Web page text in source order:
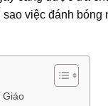
việc đánh
Giáo